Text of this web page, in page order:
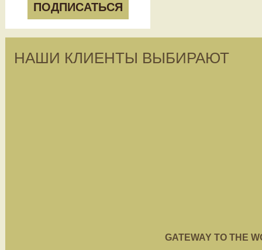
ПОДПИСАТЬСЯ
НАШИ КЛИЕНТЫ ВЫБИРАЮТ
GATEWAY TO THE